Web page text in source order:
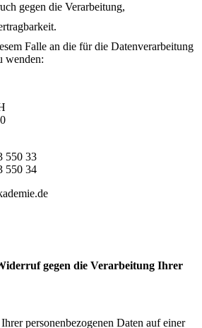
gegen die Verarbeitung,
Falle an die für die Datenverarbeitung
wenden:
550 33
550 34
gegen die Verarbeitung Ihrer
personenbezogenen Daten auf einer